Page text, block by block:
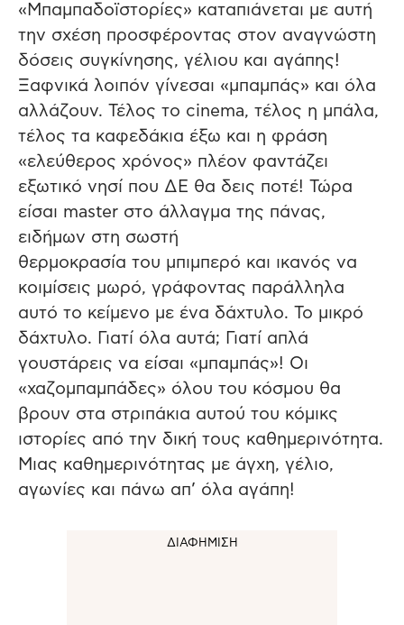
«Μπαμπαδοϊστορίες» καταπιάνεται με αυτή
την σχέση προσφέροντας στον αναγνώστη
δόσεις συγκίνησης, γέλιου και αγάπης!
Ξαφνικά λοιπόν γίνεσαι «μπαμπάς» και όλα
αλλάζουν. Τέλος το cinema, τέλος η μπάλα,
τέλος τα καφεδάκια έξω και η φράση
«ελεύθερος χρόνος» πλέον φαντάζει
εξωτικό νησί που ΔΕ θα δεις ποτέ! Τώρα
είσαι master στο άλλαγμα της πάνας,
ειδήμων στη σωστή
θερμοκρασία του μπιμπερό και ικανός να
κοιμίσεις μωρό, γράφοντας παράλληλα
αυτό το κείμενο με ένα δάχτυλο. Το μικρό
δάχτυλο. Γιατί όλα αυτά; Γιατί απλά
γουστάρεις να είσαι «μπαμπάς»! Οι
«χαζομπαμπάδες» όλου του κόσμου θα
βρουν στα στριπάκια αυτού του κόμικς
ιστορίες από την δική τους καθημερινότητα.
Μιας καθημερινότητας με άγχη, γέλιο,
αγωνίες και πάνω απ’ όλα αγάπη!